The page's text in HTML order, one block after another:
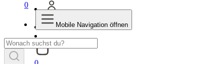
0
Mobile Navigation öffnen